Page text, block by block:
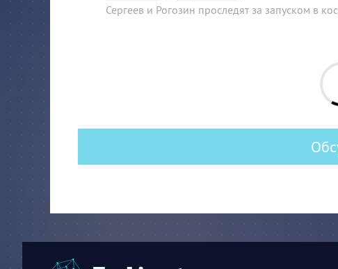
Сергеев и Рогозин проследят за запуском в